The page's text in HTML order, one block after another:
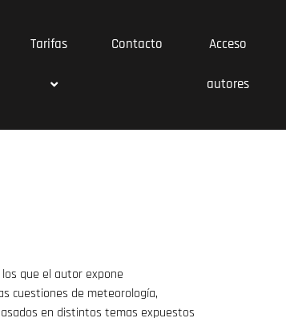
Tarifas Contacto Acceso
autores
que el autor expone
cuestiones de meteorología,
en distintos temas expuestos